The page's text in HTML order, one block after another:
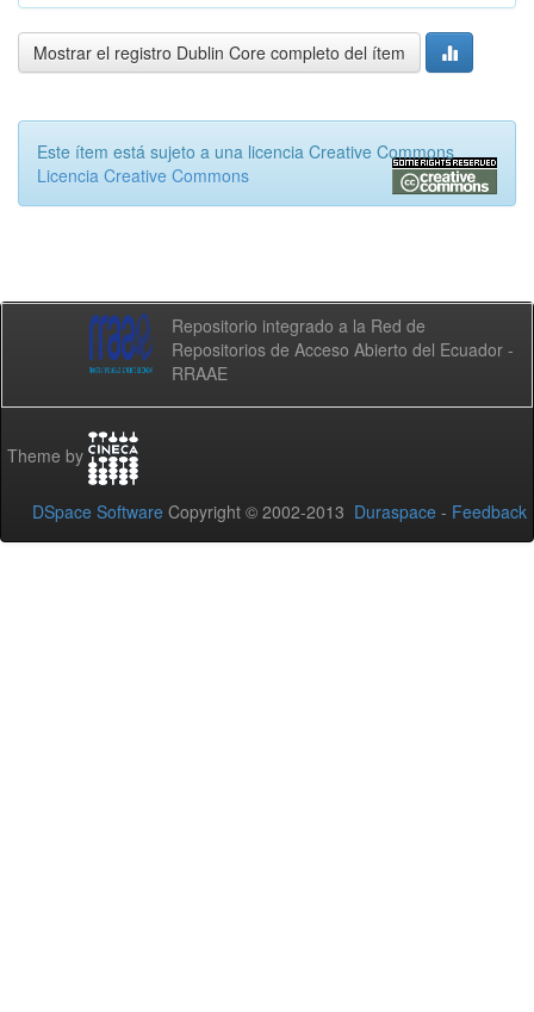
Mostrar el registro Dublin Core completo del ítem
Este ítem está sujeto a una licencia Creative Commons
Licencia Creative Commons
Repositorio integrado a la Red de
Repositorios de Acceso Abierto del Ecuador -
RRAAE
Theme by
DSpace Software Copyright © 2002-2013 Duraspace - Feedback